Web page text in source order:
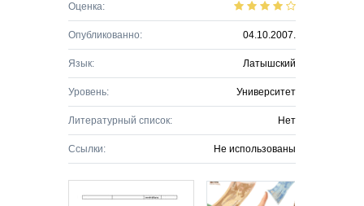
Оценка:
Опубликованно: 04.10.2007.
Язык: Латышский
Уровень: Университет
Литературный список: Нет
Ссылки: Не использованы